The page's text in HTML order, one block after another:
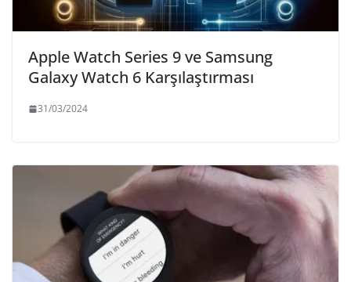
Apple Watch Series 9 ve Samsung
Galaxy Watch 6 Karşılaştırması
31/03/2024